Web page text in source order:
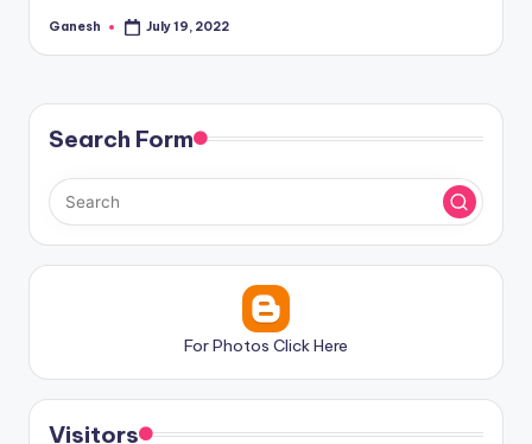
Posted
Ganesh July 19, 2022
Search Form
For Photos Click Here
Visitors